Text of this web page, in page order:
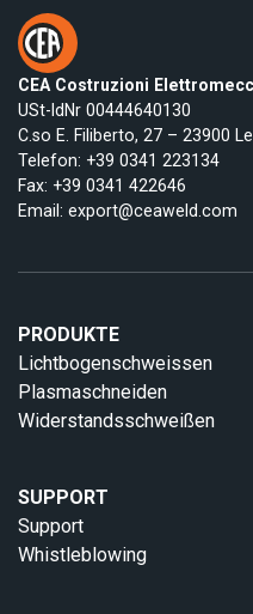
CEA Costruzioni
USt-IdNr 00444640130
C.so E. Filiberto, 27 – 23900
Telefon: +39 0341 223134
Fax: +39 0341 422646
Email: export@ceaweld.com
PRODUKTE
Lichtbogenschweissen
Plasmaschneiden
Widerstandsschweißen
SUPPORT
Support
Whistleblowing